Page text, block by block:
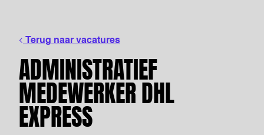
Terug naar vacatures
ADMINISTRATIEF
MEDEWERKER DHL
EXPRESS